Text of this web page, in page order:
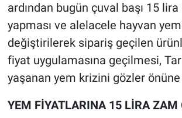
ardından bugün çuval başı 15
yapması ve alelacele hayvan
değiştirilerek sipariş geçilen
fiyat uygulamasına geçilmesi,
yaşanan yem krizini gözler
YEM FİYATLARINA 15 LİRA ZAM